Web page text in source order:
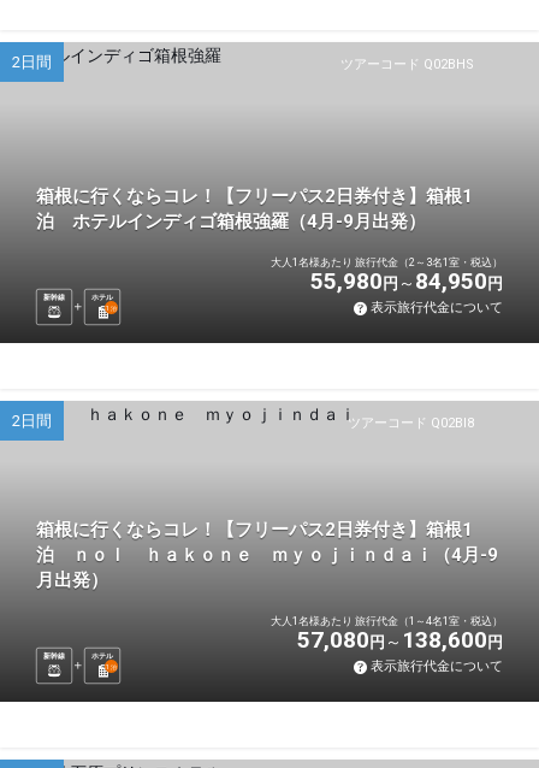
ツアーコード Q02BHS
2日間
箱根に行くならコレ！【フリーパス2日券付き】箱根1
泊 ホテルインディゴ箱根強羅（4月-9月出発）
新幹線
ホテル
1 泊
大人1名様あたり 旅行代金（2～3名1室・税込）
55,980 円 84,950 円
表示旅行代金について
ツアーコード Q02BI8
2日間
箱根に行くならコレ！【フリーパス2日券付き】箱根1
泊 ｎｏｌ ｈａｋｏｎｅ ｍｙｏｊｉｎｄａｉ（4月-9
月出発）
新幹線
ホテル
1 泊
大人1名様あたり 旅行代金（1～4名1室・税込）
57,080 円 138,600 円
表示旅行代金について